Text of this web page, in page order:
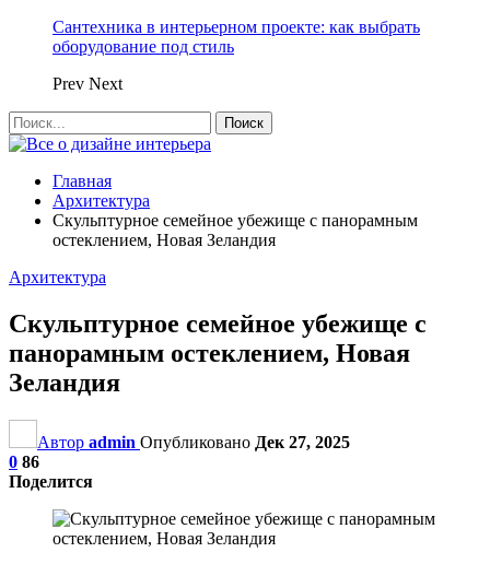
Сантехника в интерьерном проекте: как выбрать
оборудование под стиль
Prev Next
Главная
Архитектура
Скульптурное семейное убежище с панорамным
остеклением, Новая Зеландия
Архитектура
Скульптурное семейное убежище с
панорамным остеклением, Новая
Зеландия
Автор admin Опубликовано Дек 27, 2025
0 86
Поделится